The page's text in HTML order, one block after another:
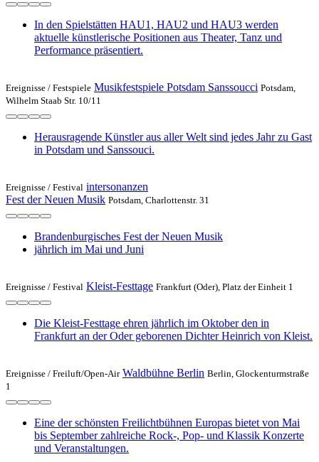
In den Spielstätten HAU1, HAU2 und HAU3 werden
aktuelle künstlerische Positionen aus Theater, Tanz und
Performance präsentiert.
Ereignisse / Festspiele Musikfestspiele Potsdam Sanssoucci Potsdam,
Wilhelm Staab Str. 10/11
Herausragende Künstler aus aller Welt sind jedes Jahr zu Gast
in Potsdam und Sanssouci.
Ereignisse / Festival intersonanzen
Fest der Neuen Musik Potsdam, Charlottenstr. 31
Brandenburgisches Fest der Neuen Musik
jährlich im Mai und Juni
Ereignisse / Festival Kleist-Festtage Frankfurt (Oder), Platz der Einheit 1
Die Kleist-Festtage ehren jährlich im Oktober den in
Frankfurt an der Oder geborenen Dichter Heinrich von Kleist.
Ereignisse / Freiluft/Open-Air Waldbühne Berlin Berlin, Glockenturmstraße
1
Eine der schönsten Freilichtbühnen Europas bietet von Mai
bis September zahlreiche Rock-, Pop- und Klassik Konzerte
und Veranstaltungen.